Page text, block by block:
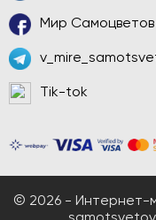
Мир Самоцветов
Tik-tok
© 2026 - Интернет-